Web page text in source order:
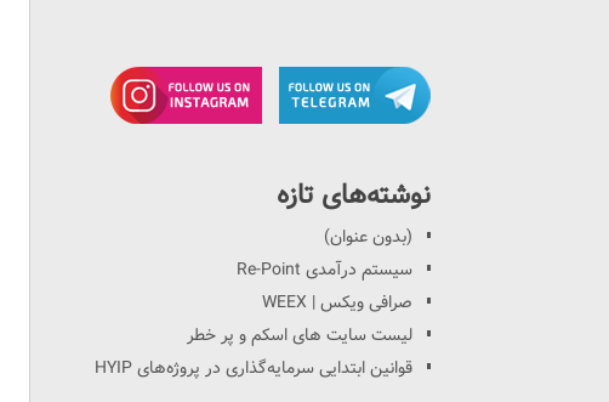
نوشته‌های تازه
(بدون عنوان)
سیستم درآمدی Re-Point
صرافی ویکس | WEEX
لیست سایت های اسکم و پر خطر
قوانین ابتدایی سرمایه‌گذاری در پروژه‌های HYIP